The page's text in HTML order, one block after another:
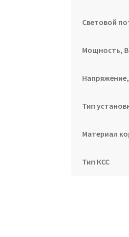
Световой
Мощность,
Тип
Материал
Тип КСС